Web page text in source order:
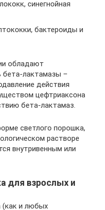
синегнойная
бактероиды и
обладают
бета-лактамазы –
действия
цефтриаксона
бета-лактамаз.
светлого порошка,
растворе
внутривенным или
для взрослых и
(как и любых